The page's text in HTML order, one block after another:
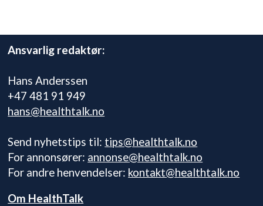
Ansvarlig redaktør:
Hans Anderssen
+47 481 91 949
hans@healthtalk.no
Send nyhetstips til: tips@healthtalk.no
For annonsører: annonse@healthtalk.no
For andre henvendelser: kontakt@healthtalk.no
Om HealthTalk